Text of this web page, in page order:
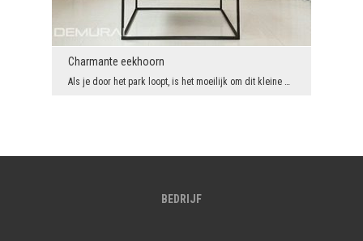
Charmante eekhoorn
Als je door het park loopt, is het moeilijk om dit kleine dier tussen de boomtoppen te zien. Alle...
BEDRIJF